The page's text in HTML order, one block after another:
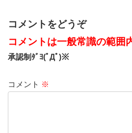
コメントをどうぞ
コメントは一般常識の範囲
承認制ﾀﾞﾖ(ﾟДﾟ)※
コメント ※